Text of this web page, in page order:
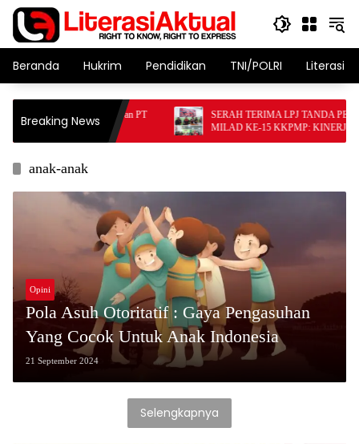
Langsung
konten
Beranda Hukrim Pendidikan TNI/POLRI Literasi
Breaking News
Hasil, Karyawan PT
Aksi Unjuk Rasa
SERAH TERIMA LPJ TANDA
MILAD KE-15 KKPMP: KINERJA
DINILAI PALING SUKSES DAN
anak-anak
Opini
Pola Asuh Otoritatif : Gaya Pengasuhan
Yang Cocok Untuk Anak Indonesia
21 September 2024
Selengkapnya